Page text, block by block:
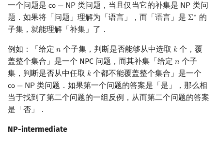
一个问题是 𝖼𝗈 − 𝖭𝖯
co −NP 类问题，当且仅当它的补集是 𝖭𝖯
NP 类问
题．如果将「问题」理解为「语言」，而「语言」是 Σ∗
Σ∗ 的
子集，就能理解「补集」了．
例如：「给定 𝑛
n 个子集，判断是否能够从中选取 𝑘
k个，覆
盖整个集合」是一个 NPC 问题，而其补集「给定 𝑛
n 个子
集，判断是否从中任取 𝑘
k 个都不能覆盖整个集合」是一个
𝖼𝗈 − 𝖭𝖯
co −NP
类问题．如果第一个问题的答案是「是」，那么相
当于找到了第二个问题的一组反例，从而第二个问题的答案
是「否」．
NP-intermediate